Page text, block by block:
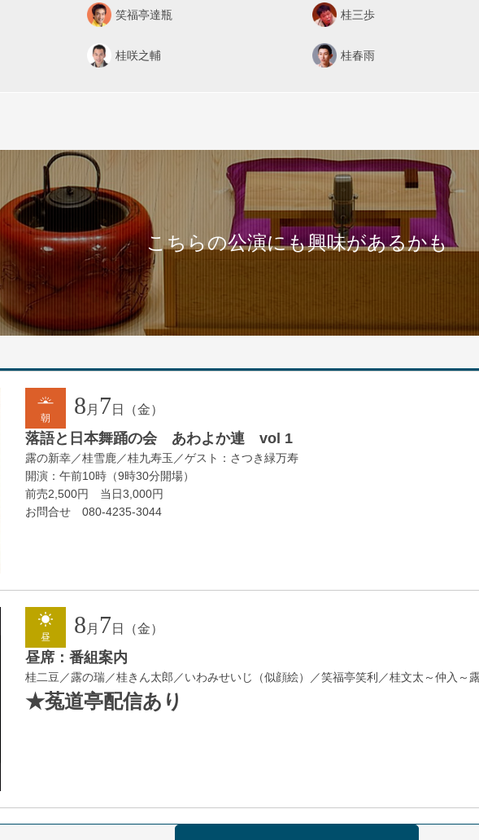
笑福亭達瓶 桂三歩
桂咲之輔 桂春雨
こちらの公演にも興味があるかも
朝 8月 7日（金）
落語と日本舞踊の会 あわよか連 vol 1
露の新幸／桂雪鹿／桂九寿玉／ゲスト：さつき緑万寿
開演：午前10時（9時30分開場）
前売2,500円 当日3,000円
お問合せ 080-4235-3044
昼 8 月 7日（金）
昼席：番組案内
桂二豆／露の瑞／桂きん太郎／いわみせいじ（似顔絵）／笑福亭笑利／桂文太～仲入～
★菟道亭配信あり